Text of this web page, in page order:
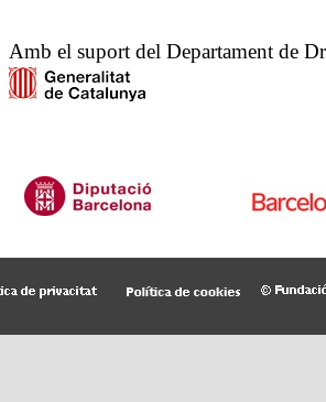
Amb el suport del Departament de